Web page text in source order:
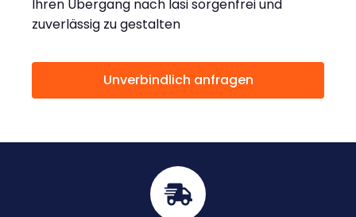
Ihren Übergang nach Iasi sorgenfrei und
zuverlässig zu gestalten
Unverbindlich anfragen